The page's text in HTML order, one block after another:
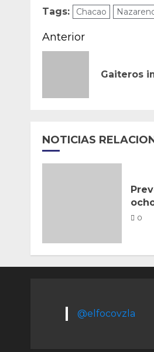
Tags: Chacao
Navegación
entradas
Anterior
Gaiteros
NOTICIAS
0
@elfocovzla